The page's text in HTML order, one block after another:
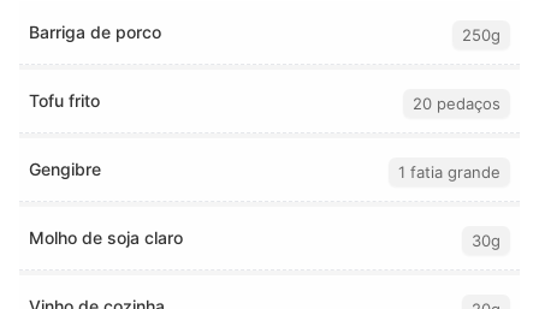
Barriga de porco 250g
Tofu frito 20 pedaços
Gengibre 1 fatia grande
Molho de soja claro 30g